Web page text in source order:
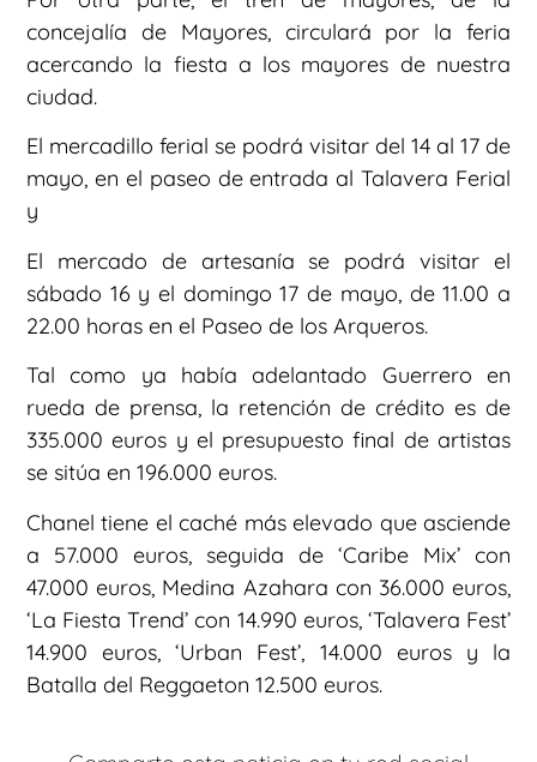
concejalía de Mayores, circulará por la feria
acercando la fiesta a los mayores de nuestra
ciudad.
El mercadillo ferial se podrá visitar del 14 al 17 de
mayo, en el paseo de entrada al Talavera Ferial
y
El mercado de artesanía se podrá visitar el
sábado 16 y el domingo 17 de mayo, de 11.00 a
22.00 horas en el Paseo de los Arqueros.
Tal como ya había adelantado Guerrero en
rueda de prensa, la retención de crédito es de
335.000 euros y el presupuesto final de artistas
se sitúa en 196.000 euros.
Chanel tiene el caché más elevado que asciende
a 57.000 euros, seguida de ‘Caribe Mix’ con
47.000 euros, Medina Azahara con 36.000 euros,
‘La Fiesta Trend’ con 14.990 euros, ‘Talavera Fest’
14.900 euros, ‘Urban Fest’, 14.000 euros y la
Batalla del Reggaeton 12.500 euros.